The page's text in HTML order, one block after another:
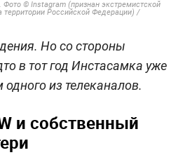
Фото © Instagram (признан экстремистской
территории Российской Федерации) /
Но со стороны
в тот год Инстасамка уже
из телеканалов.
и собственный